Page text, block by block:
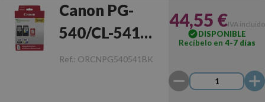
Canon PG-
540/CL-541
Original
Ref.: ORCNPG540541BK
44,55 €IVA incluido
DISPONIBLE
Recíbelo en 4-7 días